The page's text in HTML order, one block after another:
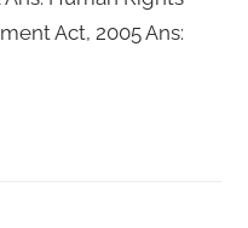
Act, 2005 Ans: